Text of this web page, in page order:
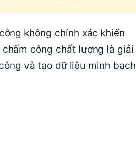
không chính xác khiến
công chất lượng là giải
và tạo dữ liệu minh bạch